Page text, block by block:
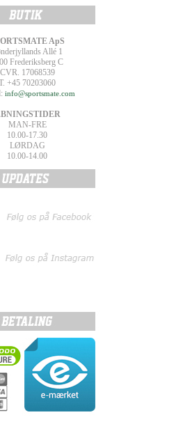
ApS
Allé 1
Frederiksberg C
CVR. 17068539
+45 70203060
info@sportsmate.com
MAN-FRE
10.00-17.30
LØRDAG
10.00-14.00